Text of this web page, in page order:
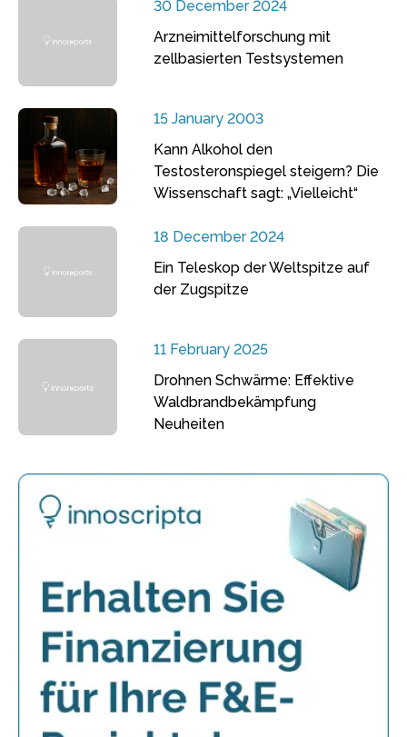
30 December 2024
Arzneimittelforschung mit
zellbasierten Testsystemen
15 January 2003
Kann Alkohol den
Testosteronspiegel steigern? Die
Wissenschaft sagt: „Vielleicht“
18 December 2024
Ein Teleskop der Weltspitze auf
der Zugspitze
11 February 2025
Drohnen Schwärme: Effektive
Waldbrandbekämpfung
Neuheiten